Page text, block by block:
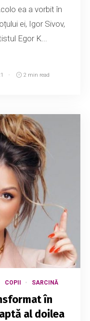
ea a vorbit în
ei, Igor Sivov,
Egor K...
2 min read
COPII SARCINĂ
în
al doilea